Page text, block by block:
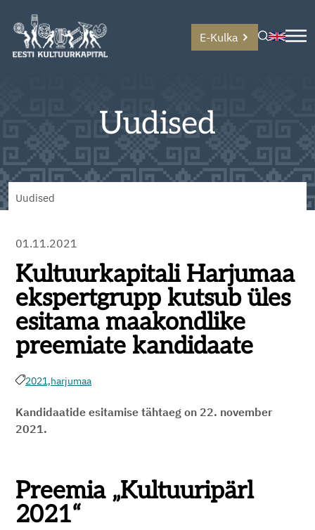
E-Kulka
Uudised
Uudised
01.11.2021
Kultuurkapitali Harjumaa
ekspertgrupp kutsub üles
esitama maakondlike
preemiate kandidaate
2021,harjumaa
Kandidaatide esitamise tähtaeg on 22. november
2021.
Preemia „Kultuuripärl
2021“